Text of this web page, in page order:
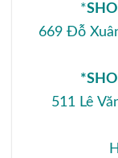
*
669 Đỗ
511 Lê